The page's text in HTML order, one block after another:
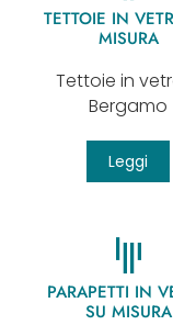
TETTOIE IN
MISURA
Tettoie in
Bergamo
Leggi
PARAPETTI IN
SU MISURA